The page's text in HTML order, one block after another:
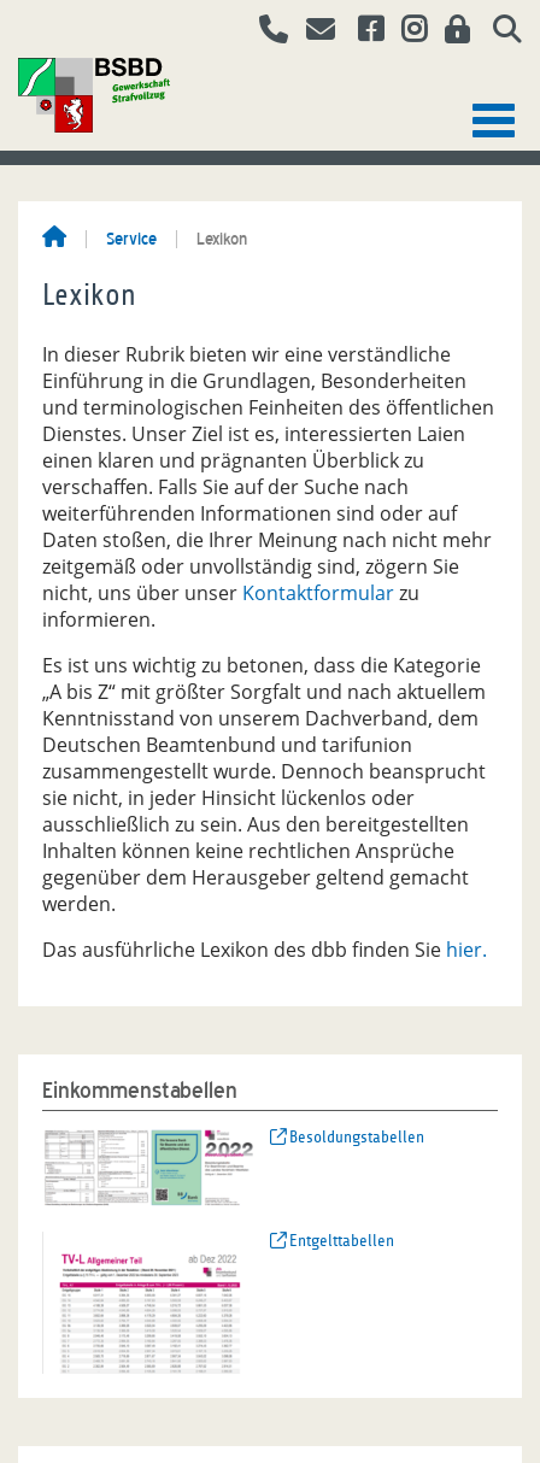
Service Lexikon
Lexikon
In dieser Rubrik bieten wir eine verständliche
Einführung in die Grundlagen, Besonderheiten
und terminologischen Feinheiten des öffentlichen
Dienstes. Unser Ziel ist es, interessierten Laien
einen klaren und prägnanten Überblick zu
verschaffen. Falls Sie auf der Suche nach
weiterführenden Informationen sind oder auf
Daten stoßen, die Ihrer Meinung nach nicht mehr
zeitgemäß oder unvollständig sind, zögern Sie
nicht, uns über unser Kontaktformularzu
informieren.
Es ist uns wichtig zu betonen, dass die Kategorie
„A bis Z“ mit größter Sorgfalt und nach aktuellem
Kenntnisstand von unserem Dachverband, dem
Deutschen Beamtenbund und tarifunion
zusammengestellt wurde. Dennoch beansprucht
sie nicht, in jeder Hinsicht lückenlos oder
ausschließlich zu sein. Aus den bereitgestellten
Inhalten können keine rechtlichen Ansprüche
gegenüber dem Herausgeber geltend gemacht
werden.
Das ausführliche Lexikon des dbb finden Sie hier.
Einkommenstabellen
Besoldungstabellen
Entgelttabellen